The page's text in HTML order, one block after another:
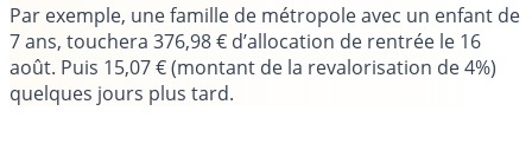
Par exemple, une famille de métropole avec un enfant de
7 ans, touchera 376,98 € d’allocation de rentrée le 16
août. Puis 15,07 € (montant de la revalorisation de 4%)
quelques jours plus tard.